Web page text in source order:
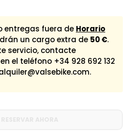
entregas fuera de Horario
un cargo extra de 50 €.
servicio, contacte
el teléfono +34 928 692 132
.